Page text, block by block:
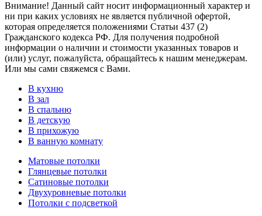
Внимание! Данный сайт носит информационный характер и
ни при каких условиях не является публичной офертой,
которая определяется положениями Статьи 437 (2)
Гражданского кодекса РФ. Для получения подробной
информации о наличии и стоимости указанных товаров и
(или) услуг, пожалуйста, обращайтесь к нашим менеджерам.
Или мы сами свяжемся с Вами.
В кухню
В зал
В спальню
В детскую
В прихожую
В ванную комнату
Матовые потолки
Глянцевые потолки
Сатиновые потолки
Двухуровневые потолки
Потолки с подсветкой